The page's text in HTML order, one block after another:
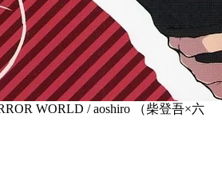
WORLD / aoshiro （柴登吾×六